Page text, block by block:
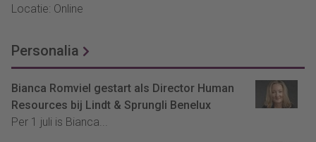
Locatie: Online
Personalia
Bianca Romviel gestart als Director Human
Resources bij Lindt & Sprungli Benelux
Per 1 juli is Bianca...